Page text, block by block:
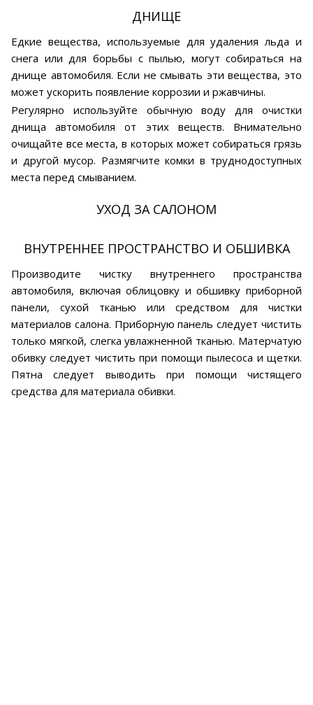
ДНИЩЕ
Едкие вещества, используемые для удаления льда и
снега или для борьбы с пылью, могут собираться на
днище автомобиля. Если не смывать эти вещества, это
может ускорить появление коррозии и ржавчины.
Регулярно используйте обычную воду для очистки
днища автомобиля от этих веществ. Внимательно
очищайте все места, в которых может собираться грязь
и другой мусор. Размягчите комки в труднодоступных
места перед смыванием.
УХОД ЗА САЛОНОМ
ВНУТРЕННЕЕ ПРОСТРАНСТВО И ОБШИВКА
Производите чистку внутреннего пространства
автомобиля, включая облицовку и обшивку приборной
панели, сухой тканью или средством для чистки
материалов салона. Приборную панель следует чистить
только мягкой, слегка увлажненной тканью. Матерчатую
обивку следует чистить при помощи пылесоса и щетки.
Пятна следует выводить при помощи чистящего
средства для материала обивки.